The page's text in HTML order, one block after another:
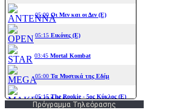
Πρόγραμμα Τηλεόρασης